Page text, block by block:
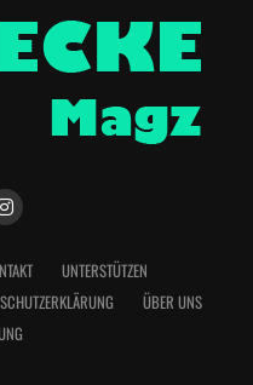
UNTERSTÜTZEN
ÜBER UNS